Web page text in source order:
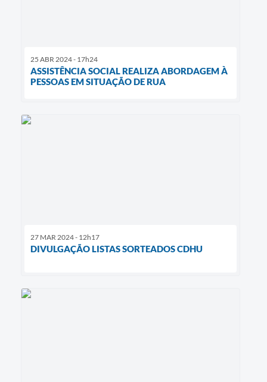
25 ABR 2024 - 17h24
ASSISTÊNCIA SOCIAL REALIZA ABORDAGEM À
PESSOAS EM SITUAÇÃO DE RUA
27 MAR 2024 - 12h17
DIVULGAÇÃO LISTAS SORTEADOS CDHU